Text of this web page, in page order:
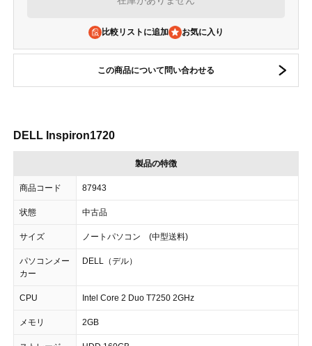
比較リストに追加
この商品について問い合わせる
DELL Inspiron1720
製品の特徴
商品コード 87943
状態 中古品
サイズ ノートパソコン (中型送料)
パソコンメー
カー
DELL（デル）
CPU Intel Core 2 Duo T7250 2GHz
メモリ 2GB